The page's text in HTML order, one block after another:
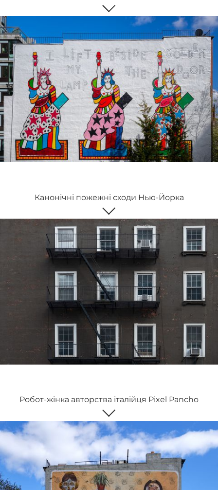
Канонічні пожежні сходи Нью-Йорка
Робот-жінка авторства італійця Pixel Pancho